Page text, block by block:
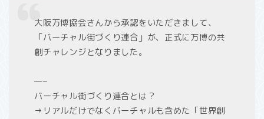
大阪万博協会さんから承認をいただきまして、
「バーチャル街づくり連合」が、正式に万博の共
創チャレンジとなりました。
—–
バーチャル街づくり連合とは？
→リアルだけでなくバーチャルも含めた「世界創